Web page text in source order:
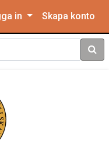
in Skapa konto
Sök